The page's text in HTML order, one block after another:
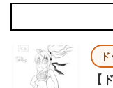
【